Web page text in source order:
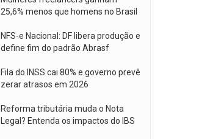
25,6% menos que homens no Brasil
NFS-e Nacional: DF libera produção e
define fim do padrão Abrasf
Fila do INSS cai 80% e governo prevê
zerar atrasos em 2026
Reforma tributária muda o Nota
Legal? Entenda os impactos do IBS